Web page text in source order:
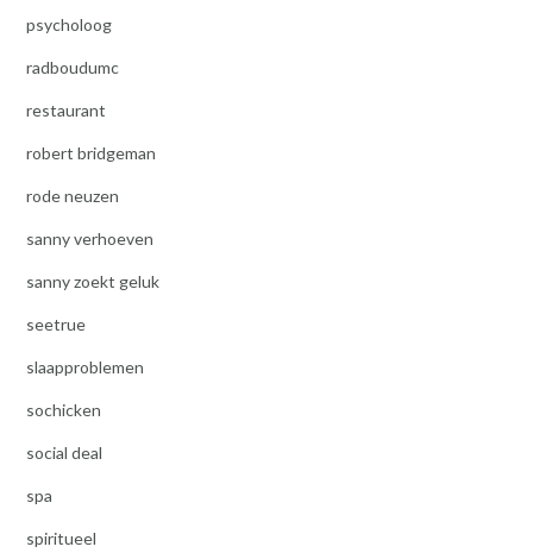
psycholoog
radboudumc
restaurant
robert bridgeman
rode neuzen
sanny verhoeven
sanny zoekt geluk
seetrue
slaapproblemen
sochicken
social deal
spa
spiritueel